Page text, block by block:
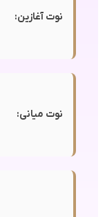
نوت آغازین:
نوت میانی: